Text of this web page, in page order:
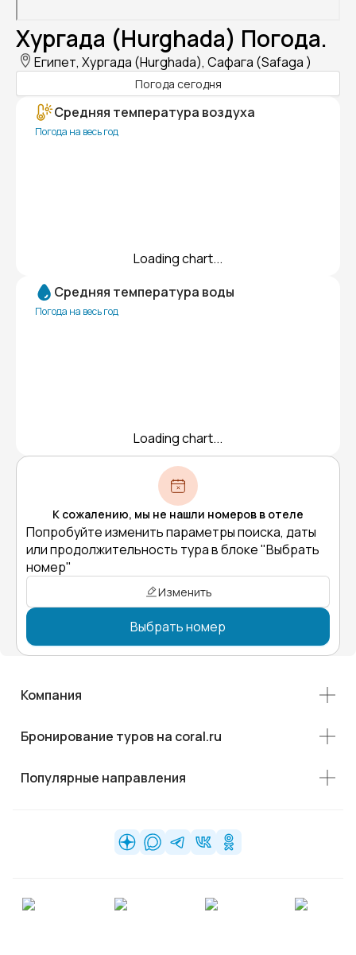
Хургада (Hurghada) Погода.
Египет, Хургада (Hurghada), Сафага (Safaga )
Погода сегодня
Средняя температура воздуха
Погода на весь год
Loading chart...
Средняя температура воды
Погода на весь год
Loading chart...
К сожалению, мы не нашли номеров в отеле
Попробуйте изменить параметры поиска, даты
или продолжительность тура в блоке "Выбрать
номер"
Изменить
Выбрать номер
Компания
Бронирование туров на coral.ru
Популярные направления